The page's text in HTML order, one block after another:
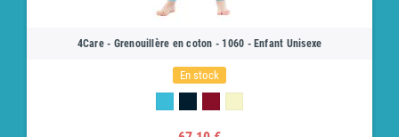
4Care - Grenouillère en coton - 1060 - Enfant Unisexe
En stock